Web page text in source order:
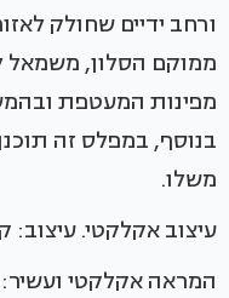
ורחב ידיים שחולק
ממוקם הסלון,
מפינות המעטפת
בנוסף, במפלס זה
משלו.
עיצוב אקלקטי. עיצוב:
המראה אקלקטי